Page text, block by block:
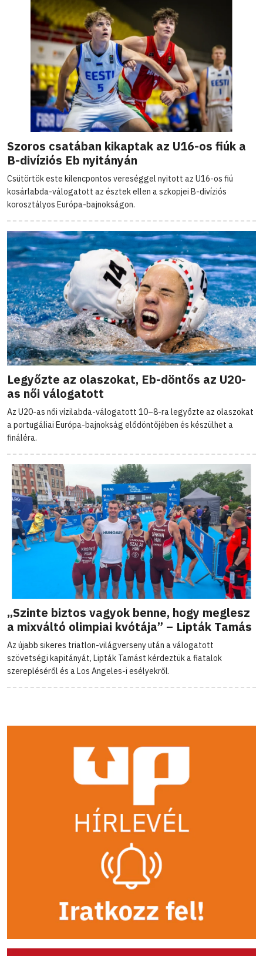
Szoros csatában kikaptak az U16-os fiúk a
B-divíziós Eb nyitányán
Csütörtök este kilencpontos vereséggel nyitott az U16-os fiú
kosárlabda-válogatott az észtek ellen a szkopjei B-divíziós
korosztályos Európa-bajnokságon.
Legyőzte az olaszokat, Eb-döntős az U20-
as női válogatott
Az U20-as női vízilabda-válogatott 10–8-ra legyőzte az olaszokat
a portugáliai Európa-bajnokság elődöntőjében és készülhet a
fináléra.
„Szinte biztos vagyok benne, hogy meglesz
a mixváltó olimpiai kvótája” – Lipták Tamás
Az újabb sikeres triatlon-világverseny után a válogatott
szövetségi kapitányát, Lipták Tamást kérdeztük a fiatalok
szerepléséről és a Los Angeles-i esélyekről.